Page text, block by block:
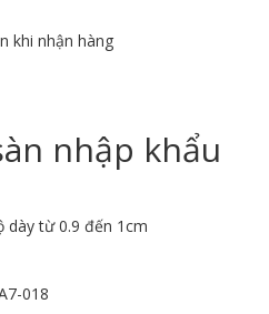
khi nhận hàng
nhập khẩu
dày từ 0.9 đến 1cm